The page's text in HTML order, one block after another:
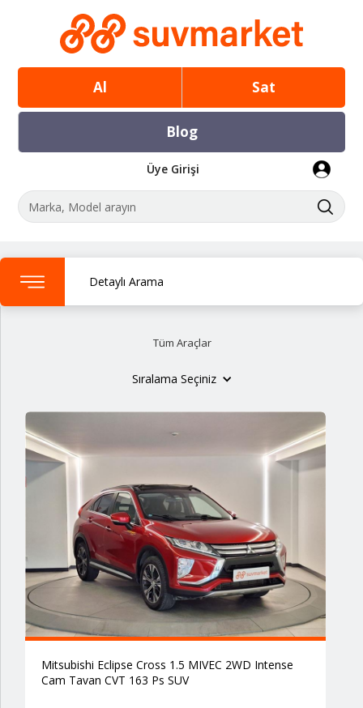
Al Sat
Blog
Üye Girişi
Detaylı Arama
Tüm Araçlar
Sıralama Seçiniz
Mitsubishi Eclipse Cross 1.5 MIVEC 2WD Intense
Cam Tavan CVT 163 Ps SUV